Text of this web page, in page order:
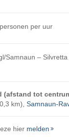
per uur
​Samnaun –
(afstand tot
km), Samnaun-
hier melden